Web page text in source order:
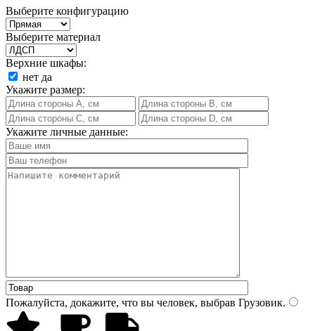
Выберите конфигурацию
Выберите материал
Верхние шкафы:
нет да
Укажите размер:
Укажите личные данные:
Пожалуйста, докажите, что вы человек, выбрав Грузовик.